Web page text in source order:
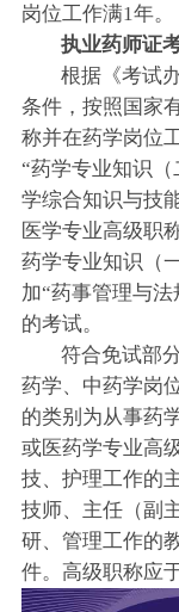
岗位工作满1年。
执业药师证
根据《考试
条件，按照国家
称并在药学岗位
“药学专业知识
学综合知识与技
医学专业高级职
药学专业知识（
加“药事管理与
的考试。
符合免试部
药学、中药学岗
的类别为从事药
或医药学专业高
技、护理工作的
技师、主任（副
研、管理工作的
件。高级职称应